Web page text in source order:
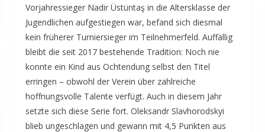
Vorjahressieger Nadir Üstüntaş in die Altersklasse der
Jugendlichen aufgestiegen war, befand sich diesmal
kein früherer Turniersieger im Teilnehmerfeld. Auffällig
bleibt die seit 2017 bestehende Tradition: Noch nie
konnte ein Kind aus Ochtendung selbst den Titel
erringen – obwohl der Verein über zahlreiche
hoffnungsvolle Talente verfügt. Auch in diesem Jahr
setzte sich diese Serie fort. Oleksandr Slavhorodskyi
blieb ungeschlagen und gewann mit 4,5 Punkten aus